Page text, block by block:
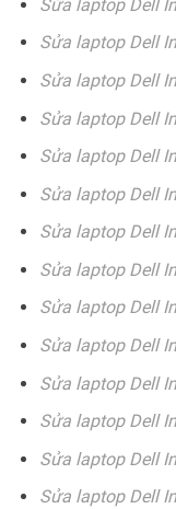
Sửa laptop Dell
Sửa laptop Dell
Sửa laptop Dell
Sửa laptop Dell
Sửa laptop Dell
Sửa laptop Dell
Sửa laptop Dell
Sửa laptop Dell
Sửa laptop Dell
Sửa laptop Dell
Sửa laptop Dell
Sửa laptop Dell
Sửa laptop Dell
Sửa laptop Dell